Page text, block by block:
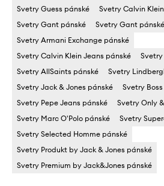
Svetry Guess pánské
Svetry Calvin
Svetry Gant pánské
Svetry Gant pánské
Svetry Armani Exchange pánské
Svetry Calvin Klein Jeans pánské
Svetry AllSaints pánské
Svetry
Svetry Jack & Jones pánské
Svetry
Svetry Pepe Jeans pánské
Svetry Only
Svetry Marc O'Polo pánské
Svetry
Svetry Selected Homme pánské
Svetry Produkt by Jack & Jones pánské
Svetry Premium by Jack&Jones pánské